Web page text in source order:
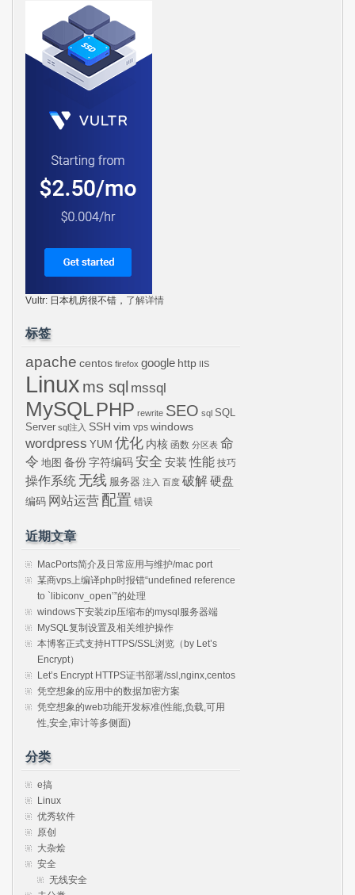
Vultr: 日本机房很不错， 了解详情
标签
apache centos firefox google http IIS
Linux ms sql mssql
MySQLPHP rewrite SEO sql SQL
Server sql注入 SSH vim vps windows
wordpress YUM 优化 内核 函数 分区表 命
令 地图 备份 字符编码 安全 安装 性能 技巧
操作系统 无线 服务器 注入 百度 破解硬盘
编码 网站运营 配置 错误
近期文章
MacPorts简介及日常应用与维护/mac port
某商vps上编译php时报错“undefined reference
to `libiconv_open’”的处理
windows下安装zip压缩布的mysql服务器端
MySQL复制设置及相关维护操作
本博客正式支持HTTPS/SSL浏览（by Let’s
Encrypt）
Let’s Encrypt HTTPS证书部署/ssl,nginx,centos
凭空想象的应用中的数据加密方案
凭空想象的web功能开发标准(性能,负载,可用
性,安全,审计等多侧面)
分类
e搞
Linux
优秀软件
原创
大杂烩
安全
无线安全